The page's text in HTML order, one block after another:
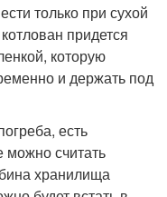
только при сухой
придется
которую
и держать под
есть
можно считать
хранилища